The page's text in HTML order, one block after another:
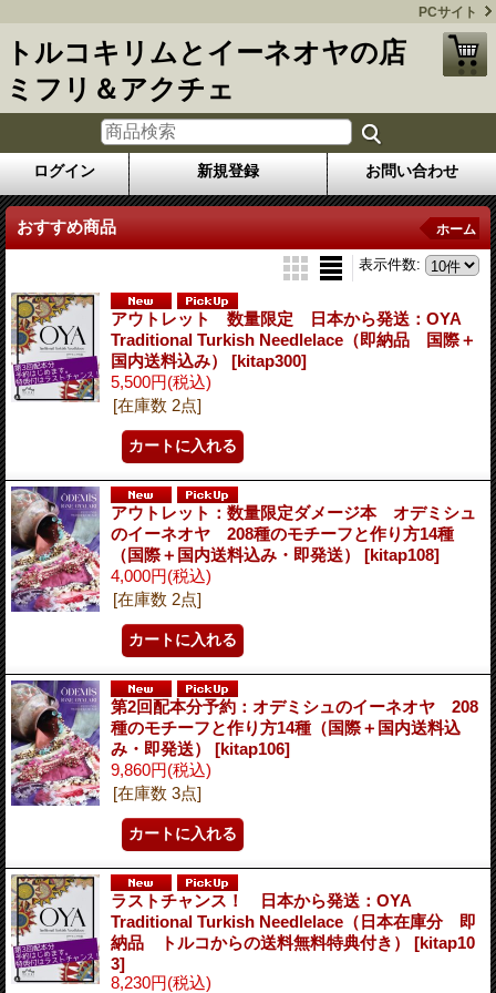
PCサイト
トルコキリムとイーネオヤの店
ミフリ＆アクチェ
ログイン 新規登録 お問い合わせ
おすすめ商品 ホーム
表示件数:
アウトレット 数量限定 日本から発送：OYA
Traditional Turkish Needlelace（即納品 国際＋
国内送料込み） [kitap300]
5,500円(税込)
[在庫数 2点]
アウトレット：数量限定ダメージ本 オデミシュ
のイーネオヤ 208種のモチーフと作り方14種
（国際＋国内送料込み・即発送） [kitap108]
4,000円(税込)
[在庫数 2点]
第2回配本分予約：オデミシュのイーネオヤ 208
種のモチーフと作り方14種（国際＋国内送料込
み・即発送） [kitap106]
9,860円(税込)
[在庫数 3点]
ラストチャンス！ 日本から発送：OYA
Traditional Turkish Needlelace（日本在庫分 即
納品 トルコからの送料無料特典付き） [kitap10
3]
8,230円(税込)